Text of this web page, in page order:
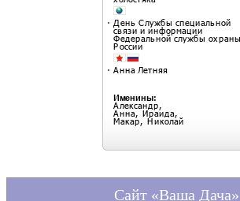
Сайт «Ваша Дача»